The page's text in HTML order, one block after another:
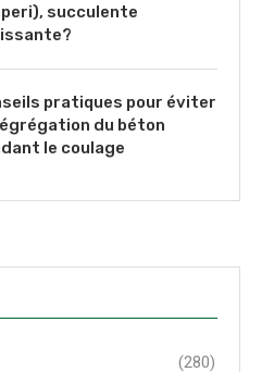
succulente
pratiques pour éviter
du béton
le coulage
(280)